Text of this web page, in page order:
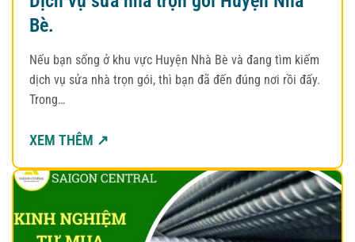
Bè.
Nếu bạn sống ở khu vực Huyện Nhà Bè và đang tìm kiếm
dịch vụ sửa nhà trọn gói, thì bạn đã đến đúng nơi rồi đấy.
Trong…
XEM THÊM ↗